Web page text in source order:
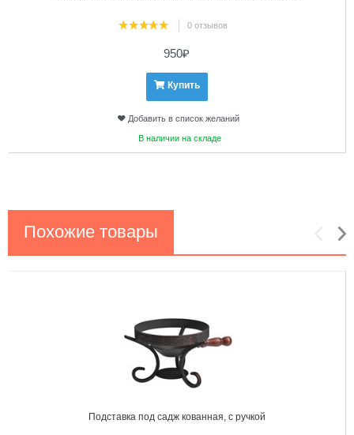
0 отзывов
950₽
Купить
Добавить в список желаний
В наличии на складе
Похожие товары
Подставка под садж кованная, с ручкой